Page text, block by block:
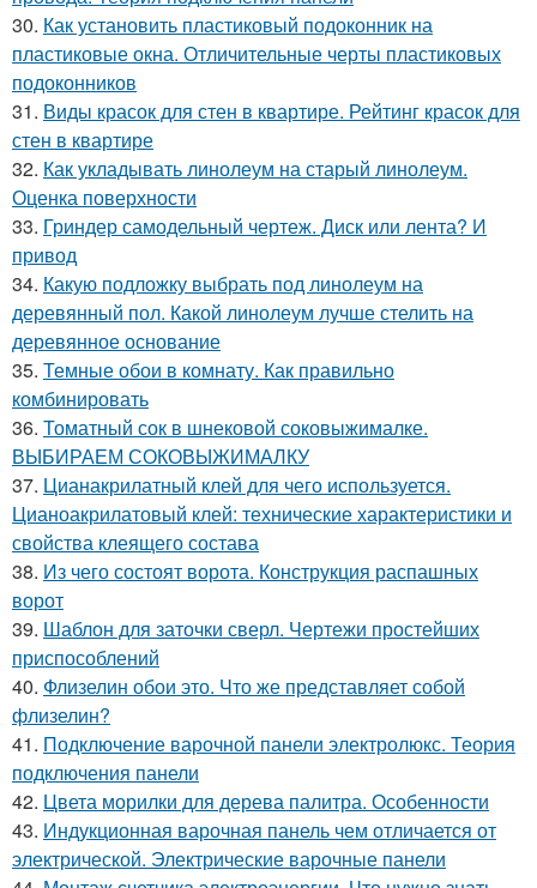
30. Как установить пластиковый подоконник на
пластиковые окна. Отличительные черты пластиковых
подоконников
31. Виды красок для стен в квартире. Рейтинг красок для
стен в квартире
32. Как укладывать линолеум на старый линолеум.
Оценка поверхности
33. Гриндер самодельный чертеж. Диск или лента? И
привод
34. Какую подложку выбрать под линолеум на
деревянный пол. Какой линолеум лучше стелить на
деревянное основание
35. Темные обои в комнату. Как правильно
комбинировать
36. Томатный сок в шнековой соковыжималке.
ВЫБИРАЕМ СОКОВЫЖИМАЛКУ
37. Цианакрилатный клей для чего используется.
Цианоакрилатовый клей: технические характеристики и
свойства клеящего состава
38. Из чего состоят ворота. Конструкция распашных
ворот
39. Шаблон для заточки сверл. Чертежи простейших
приспособлений
40. Флизелин обои это. Что же представляет собой
флизелин?
41. Подключение варочной панели электролюкс. Теория
подключения панели
42. Цвета морилки для дерева палитра. Особенности
43. Индукционная варочная панель чем отличается от
электрической. Электрические варочные панели